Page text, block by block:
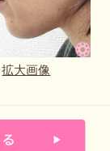
拡大画像